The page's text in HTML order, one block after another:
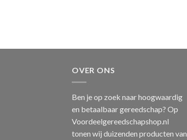
OVER ONS
Ben je op zoek naar hoogwaardig
en betaalbaar gereedschap? Op
Voordeelgereedschapshop.nl
tonen wij duizenden producten van